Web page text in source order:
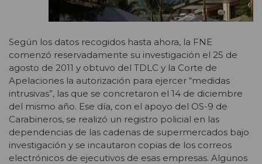
Según los datos recogidos hasta ahora, la FNE
comenzó reservadamente su investigación el 25 de
agosto de 2011 y obtuvo del TDLC y la Corte de
Apelaciones la autorización para ejercer “medidas
intrusivas”, las que se concretaron el 14 de diciembre
del mismo año. Ese día, con el apoyo del OS-9 de
Carabineros, se realizó un registro policial en las
dependencias de las cadenas de supermercados bajo
investigación y se incautaron copias de los correos
electrónicos de ejecutivos de esas empresas. Algunos